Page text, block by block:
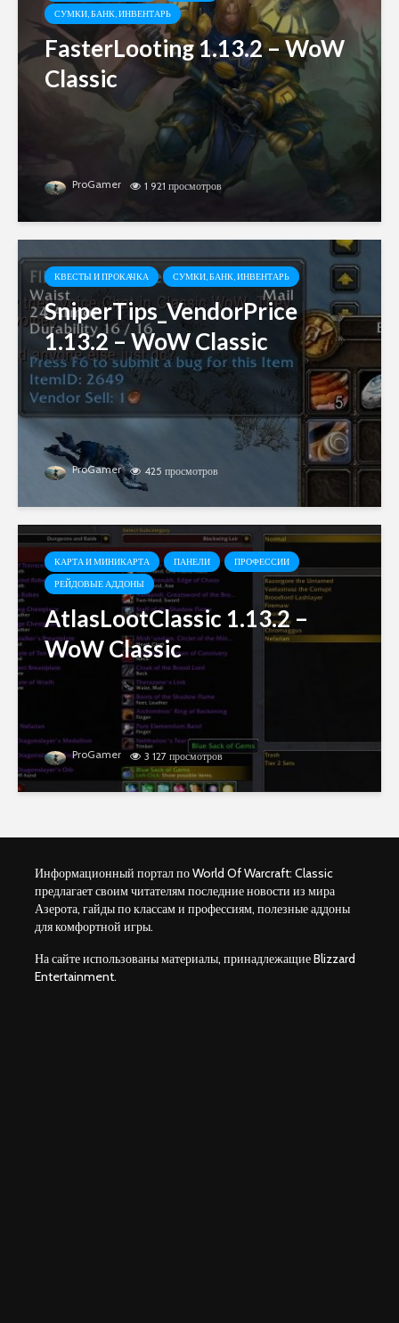
СУМКИ, БАНК, ИНВЕНТАРЬ
FasterLooting 1.13.2 – WoW
Classic
ProGamer 1 921 просмотров
КВЕСТЫ И ПРОКАЧКА СУМКИ, БАНК, ИНВЕНТАРЬ
SniperTips_VendorPrice
1.13.2 – WoW Classic
ProGamer 425 просмотров
КАРТА И МИНИКАРТА ПАНЕЛИ
ПРОФЕССИИ
РЕЙДОВЫЕ АДДОНЫ
AtlasLootClassic 1.13.2 –
WoW Classic
ProGamer 3 127 просмотров
Информационный портал по World Of Warcraft: Classic
предлагает своим читателям последние новости из мира
Азерота, гайды по классам и профессиям, полезные аддоны
для комфортной игры.
На сайте использованы материалы, принадлежащие Blizzard
Entertainment.